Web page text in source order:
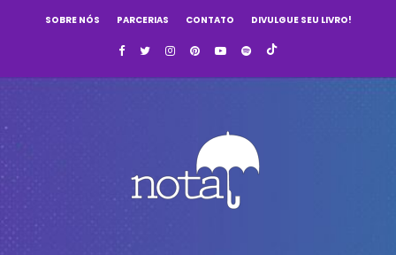
SOBRE NÓS PARCERIAS CONTATO DIVULGUE SEU LIVRO!